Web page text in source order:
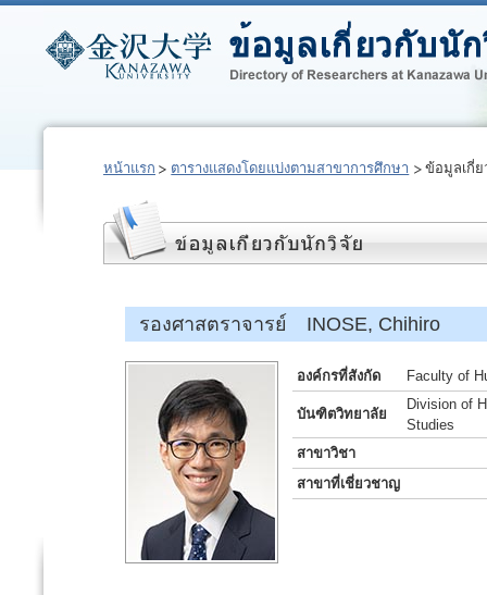
หน้าแรก ตารางแสดงโดยแบ่งตามสาขาการศึกษา ข้อมูลเกี่
รองศาสตราจารย์ INOSE, Chihiro
องค์กรที่สังกัด Faculty of
บันฑิตวิทยาลัย
Division of
Studies
สาขาวิชา
สาขาที่เชี่ยวชาญ